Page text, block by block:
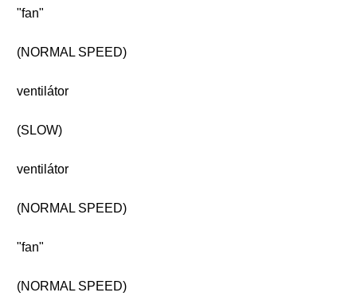
"fan"
(NORMAL SPEED)
ventilátor
(SLOW)
ventilátor
(NORMAL SPEED)
"fan"
(NORMAL SPEED)